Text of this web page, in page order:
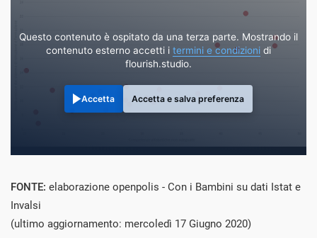
Questo contenuto è ospitato da una terza parte. Mostrando il
contenuto esterno accetti i termini e condizioni di
flourish.studio.
Accetta Accetta e salva preferenza
FONTE: elaborazione openpolis - Con i Bambini su dati Istat e
Invalsi
(ultimo aggiornamento: mercoledì 17 Giugno 2020)